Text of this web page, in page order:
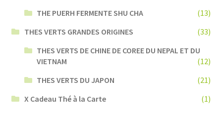
THE PUERH FERMENTE SHU CHA
(13)
THES VERTS GRANDES ORIGINES
(33)
THES VERTS DE CHINE DE COREE DU NEPAL ET DU
VIETNAM
(12)
THES VERTS DU JAPON
(21)
X Cadeau Thé à la Carte
(1)